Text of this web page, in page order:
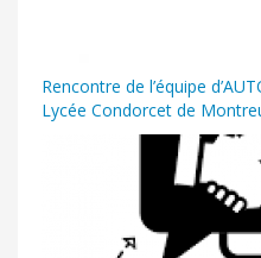
Rencontre de l’équipe
Lycée Condorcet de